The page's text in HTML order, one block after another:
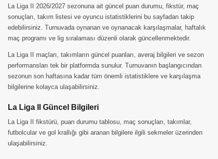
La Liga II 2026/2027 sezonuna ait güncel puan durumu, fikstür, maç
sonuçları, takım listesi ve oyuncu istatistiklerini bu sayfadan takip
edebilirsiniz. Turnuvada oynanan ve oynanacak karşılaşmalar, haftalık
maç programı ve lig sıralaması düzenli olarak güncellenmektedir.
La Liga II maçları, takımların güncel puanları, averaj bilgileri ve sezon
performansları tek bir platformda sunulur. Turnuvanın başlangıcından
sezonun son haftasına kadar tüm önemli istatistiklere ve karşılaşma
bilgilerine kolayca ulaşabilirsiniz.
La Liga II Güncel Bilgileri
La Liga II fikstürü, puan durumu tablosu, maç sonuçları, takımlar,
futbolcular ve gol krallığı gibi aranan bilgilere ilgili sekmeler üzerinden
ulaşabilirsiniz.